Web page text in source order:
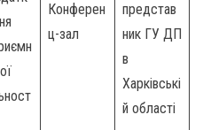
Конферен
ц-зал
представ
ник ГУ ДП
в
Харківські
й області